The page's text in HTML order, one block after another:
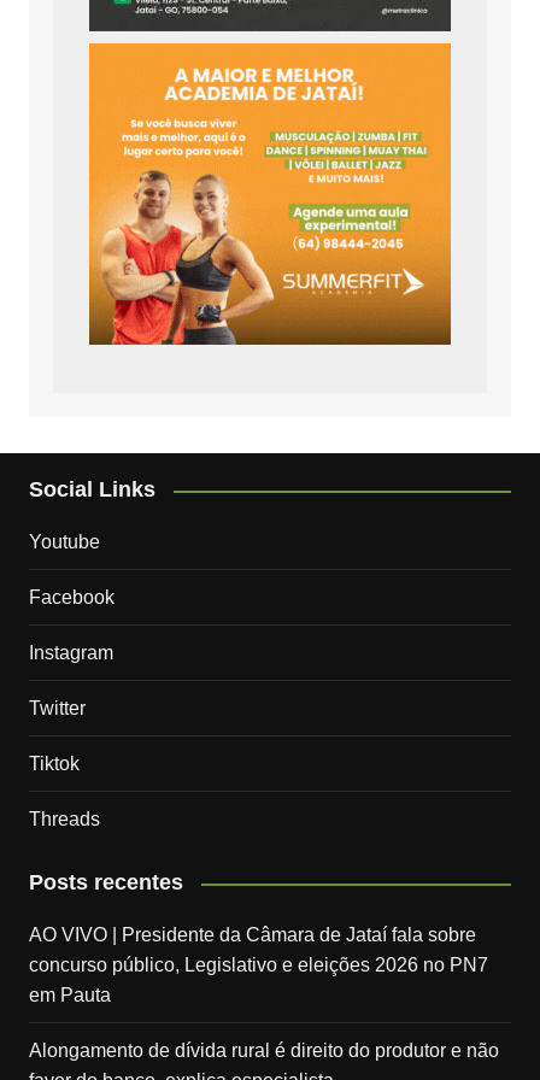
Social Links
Youtube
Facebook
Instagram
Twitter
Tiktok
Threads
Posts recentes
AO VIVO | Presidente da Câmara de Jataí fala sobre
concurso público, Legislativo e eleições 2026 no PN7
em Pauta
Alongamento de dívida rural é direito do produtor e não